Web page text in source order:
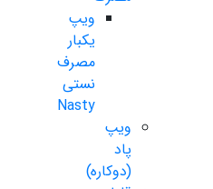
ویپ
یکبار
مصرف
نستی
Nasty
ویپ
پاد
(دوکاره)